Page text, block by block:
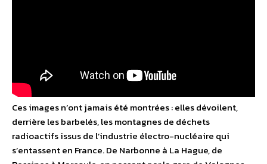
Ces images n’ont jamais été montrées : elles dévoilent,
derrière les barbelés, les montagnes de déchets
radioactifs issus de l’industrie électro-nucléaire qui
s’entassent en France. De Narbonne à La Hague, de